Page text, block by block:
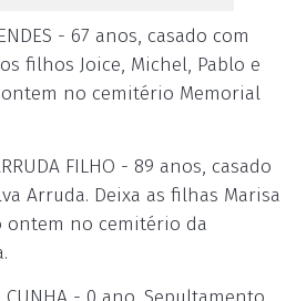
- 67 anos, casado com
filhos Joice, Michel, Pablo e
no cemitério Memorial
FILHO - 89 anos, casado
Arruda. Deixa as filhas Marisa
ontem no cemitério da